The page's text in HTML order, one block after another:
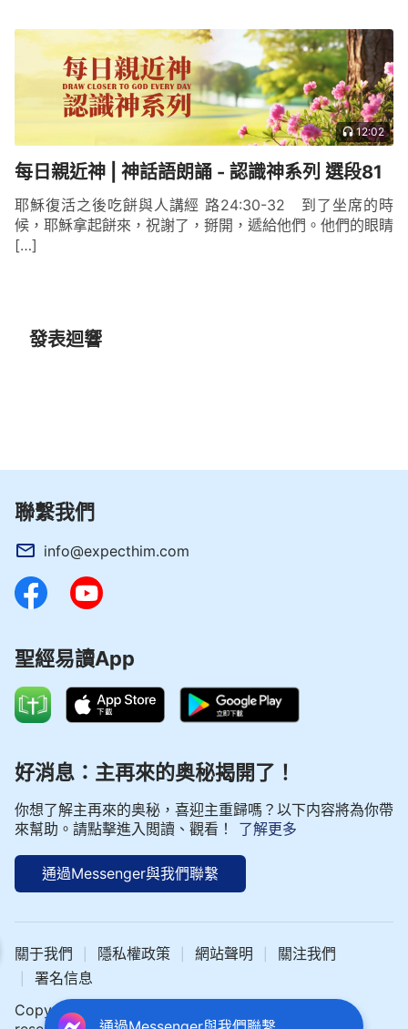
督徒生活系列 選段29
12:02
每日親近神 | 神話語朗誦 - 認識神系列 選段81
耶穌復活之後吃餅與人講經 路24:30-32 到了坐席的時
候，耶穌拿起餅來，祝謝了，掰開，遞給他們。他們的眼睛
[…]
發表迴響
聯繫我們
info@expecthim.com
聖經易讀App
好消息：主再來的奥秘揭開了！
你想了解主再來的奥秘，喜迎主重歸嗎？以下内容將為你帶
來幫助。請點擊進入閲讀、觀看！
了解更多
通過Messenger與我們聯繫
關于我們 隱私權政策 網站聲明 關注我們
署名信息
Copyright © 2024 中文聖經網 All rights